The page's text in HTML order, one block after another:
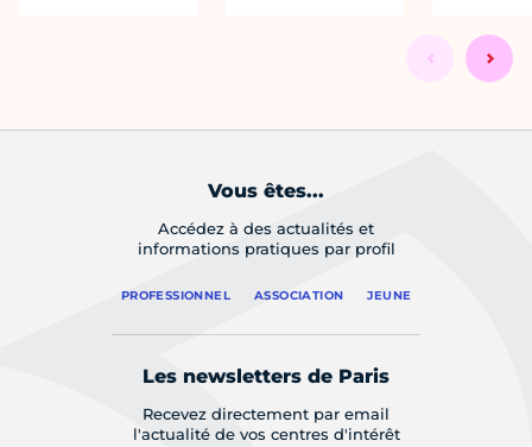
Vous êtes...
Accédez à des actualités et
informations pratiques par profil
PROFESSIONNEL ASSOCIATION JEUNE
Les newsletters de Paris
Recevez directement par email
l'actualité de vos centres d'intérêt